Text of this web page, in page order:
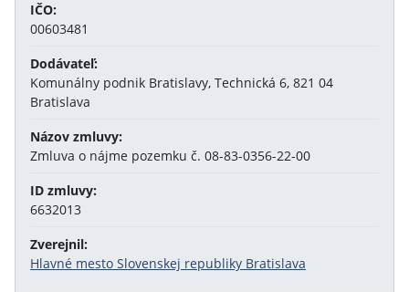
IČO:
00603481
Dodávateľ:
Komunálny podnik Bratislavy, Technická 6, 821 04
Bratislava
Názov zmluvy:
Zmluva o nájme pozemku č. 08-83-0356-22-00
ID zmluvy:
6632013
Zverejnil:
Hlavné mesto Slovenskej republiky Bratislava